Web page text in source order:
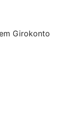
Girokonto